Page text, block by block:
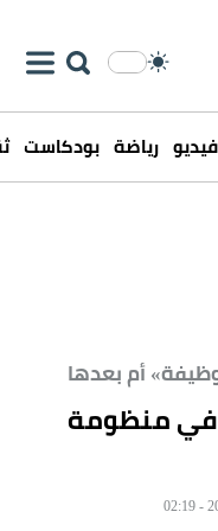
فيديو رياضة بودكاست
أم بعدها
في منظومة